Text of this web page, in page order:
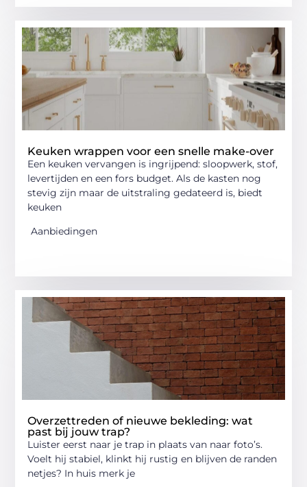
Keuken wrappen voor een snelle make-over
Een keuken vervangen is ingrijpend: sloopwerk, stof,
levertijden en een fors budget. Als de kasten nog
stevig zijn maar de uitstraling gedateerd is, biedt
keuken
Aanbiedingen
Overzettreden of nieuwe bekleding: wat
past bij jouw trap?
Luister eerst naar je trap in plaats van naar foto’s.
Voelt hij stabiel, klinkt hij rustig en blijven de randen
netjes? In huis merk je